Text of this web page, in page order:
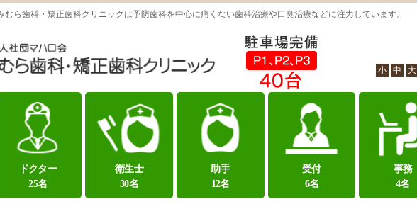
むら歯科・矯正歯科クリニックは予防歯科を中心に痛くない歯科治療や口臭治療などに注力しています。
小 中 大
ドクター
25名
衛生士
30名
助手
12名
受付
6名
事務
4名